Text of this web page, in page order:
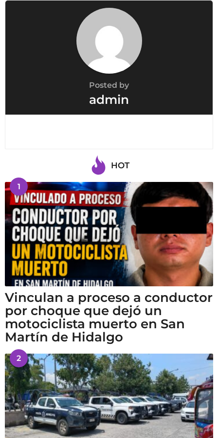
Posted by
admin
HOT
1
Vinculan a proceso a conductor
por choque que dejó un
motociclista muerto en San
Martín de Hidalgo
2